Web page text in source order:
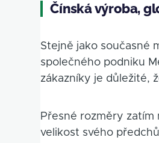
Čínská výroba,
Stejně jako současné
společného podniku
zákazníky je důležité,
Přesné rozměry zatím
velikost svého